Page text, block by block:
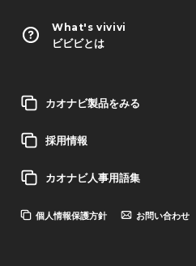
What's vivivi
ビビビとは
カオナビ製品をみる
採用情報
カオナビ人事用語集
個人情報保護方針 お問い合わせ